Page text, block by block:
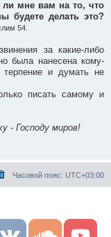
ли мне вам на то, что
будете делать это?
54.
за какие-либо
была нанесена кому-
терпение и думать не
писать самому и
- Господу миров!
Часовой пояс: UTC+03:00